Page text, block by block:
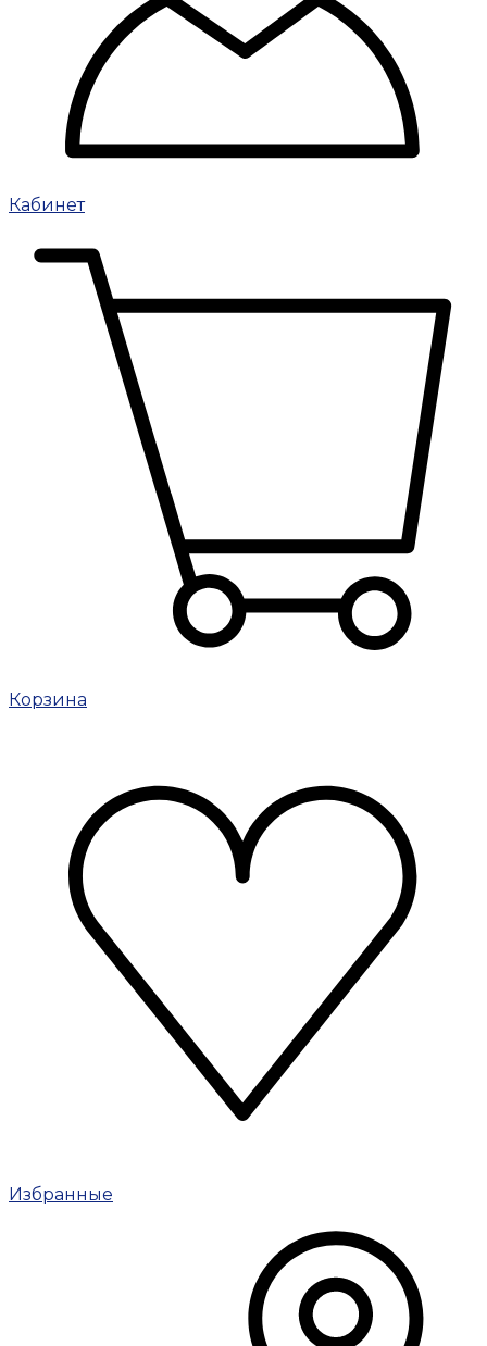
Кабинет
Корзина
Избранные